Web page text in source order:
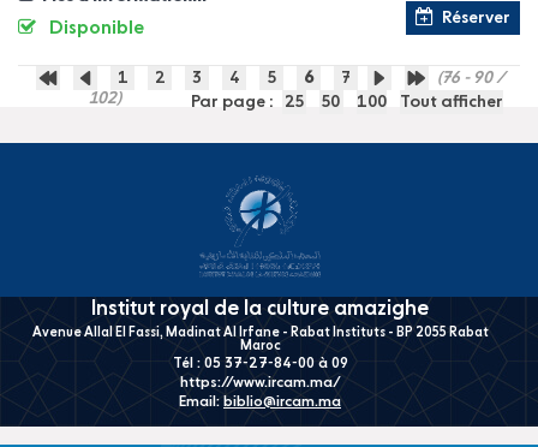
Réserver
Disponible
1 2 3 4 5 6 7
(76 - 90 /
102)
Par page : 25 50 100 Tout afficher
Institut royal de la culture amazighe
Avenue Allal El Fassi, Madinat Al Irfane - Rabat Instituts - BP 2055 Rabat
Maroc
Tél : 05 37-27-84-00 à 09
https://www.ircam.ma/
Email: biblio@ircam.ma